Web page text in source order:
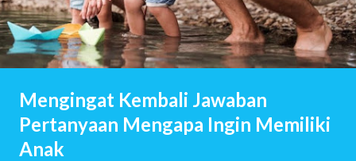
Mengingat Kembali Jawaban
Pertanyaan Mengapa Ingin Memiliki
Anak